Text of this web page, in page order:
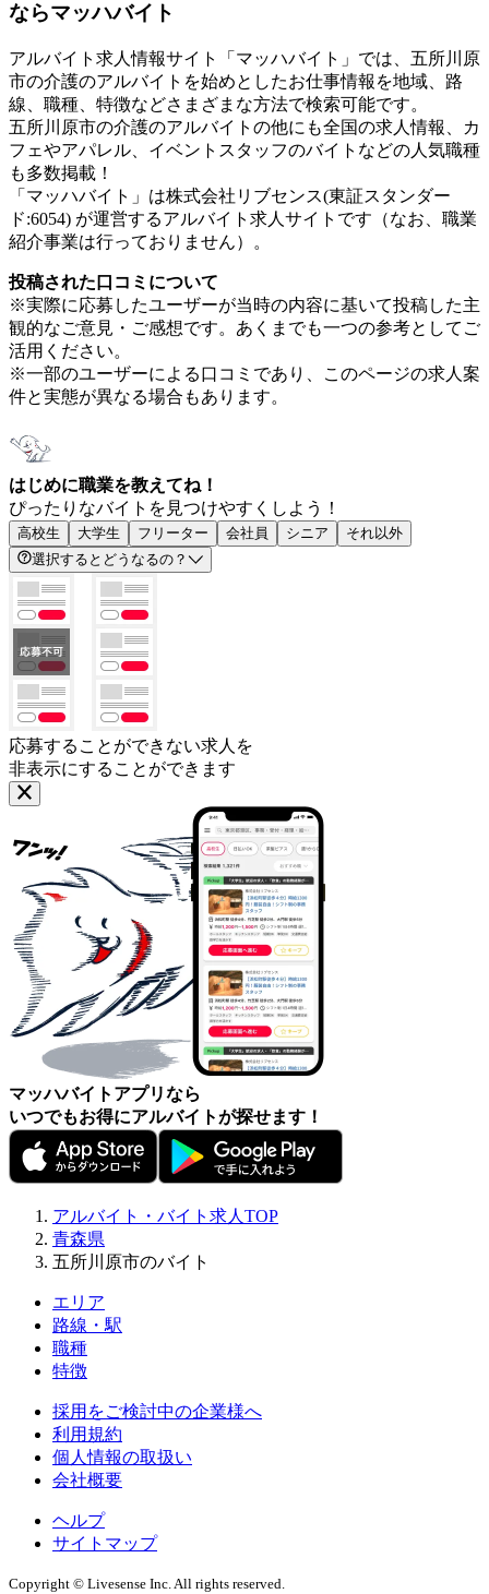
ならマッハバイト
アルバイト求人情報サイト「マッハバイト」では、五所川原
市の介護のアルバイトを始めとしたお仕事情報を地域、路
線、職種、特徴などさまざまな方法で検索可能です。
五所川原市の介護のアルバイトの他にも全国の求人情報、カ
フェやアパレル、イベントスタッフのバイトなどの人気職種
も多数掲載！
「マッハバイト」は株式会社リブセンス(東証スタンダー
ド:6054) が運営するアルバイト求人サイトです（なお、職業
紹介事業は行っておりません）。
投稿された口コミについて
※実際に応募したユーザーが当時の内容に基いて投稿した主
観的なご意見・ご感想です。あくまでも一つの参考としてご
活用ください。
※一部のユーザーによる口コミであり、このページの求人案
件と実態が異なる場合もあります。
はじめに職業を教えてね！
ぴったりなバイトを見つけやすくしよう！
高校生 大学生 フリーター 会社員 シニア
それ以外
選択するとどうなるの？
応募することができない求人を
非表示にすることができます
マッハバイトアプリなら
いつでもお得にアルバイトが探せます！
アルバイト・バイト求人TOP
青森県
五所川原市のバイト
エリア
路線・駅
職種
特徴
採用をご検討中の企業様へ
利用規約
個人情報の取扱い
会社概要
ヘルプ
サイトマップ
Copyright © Livesense Inc. All rights reserved.